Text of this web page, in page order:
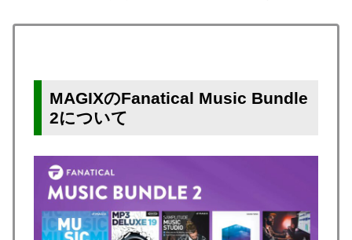
MAGIXのFanatical Music Bundle
2について